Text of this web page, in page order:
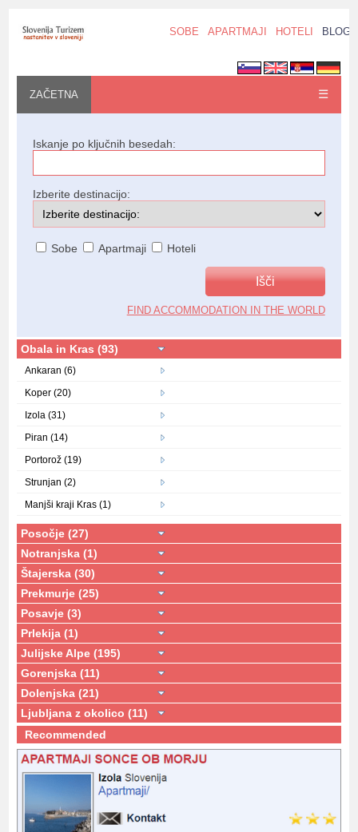
SOBE APARTMAJI HOTELI BLOG
ZAČETNA ☰
Iskanje po ključnih besedah:
Izberite destinacijo:
Sobe Apartmaji Hoteli
FIND ACCOMMODATION IN THE WORLD
Obala in Kras (93)
Ankaran (6)
Koper (20)
Izola (31)
Piran (14)
Portorož (19)
Strunjan (2)
Manjši kraji Kras (1)
Posočje (27)
Notranjska (1)
Štajerska (30)
Prekmurje (25)
Posavje (3)
Prlekija (1)
Julijske Alpe (195)
Gorenjska (11)
Dolenjska (21)
Ljubljana z okolico (11)
Recommended